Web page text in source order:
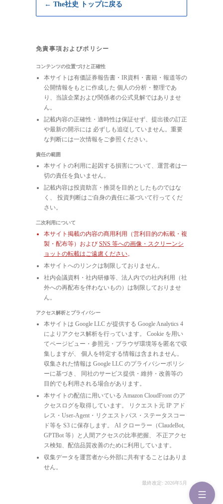
← The社史 トップに戻る
免責事項およびポリシー
コンテンツの位置づけと正確性
本サイトは有価証券報告書・IR資料・書籍・報道等の
公開情報をもとに作成した 個人の分析・整理であ
り、当該企業および関係者の公式見解ではありませ
ん。
記載内容の正確性・適時性は保証せず、提出後の訂正
や最新の開示には 必ずしも追従していません。重要
な判断には一次情報をご参照ください。
責任の範囲
本サイトの利用に起因する損害について、運営者は一
切の責任を負いません。
記載内容は投資助言・推奨を目的としたものではな
く、 投資判断はご自身の責任に基づいて行ってくだ
さい。
二次利用について
本サイト掲載の内容の商用利用（営利目的の転載・複
製・配布等）および SNS 等への画像・スクリーンシ
ョットの転載はご遠慮ください。
本サイトへのリンクは制限しておりません。
社内会議資料・社内研修等、法人内での社内利用（社
外への再配布を伴わないもの）は制限しておりませ
ん。
アクセス解析とプライバシー
本サイトは Google LLC が提供する Google Analytics 4
によりアクセス解析を行っています。 Cookie を用い
てページビュー・参照元・ブラウザ環境等を匿名で収
集しますが、 個人を特定する情報は含まれません。
収集された情報は Google LLC のプライバシーポリシ
ーに基づき、 同社のサービス提供・維持・改善等の
目的でも利用される場合があります。
本サイトの配信に用いている Amazon CloudFront のア
クセスログを取得しています。 リクエスト元 IP アド
レス・User-Agent・リクエストパス・ステータスコー
ド等を S3 に保存します。 AI クローラー（ClaudeBot,
GPTBot 等）と人間アクセスの比率把握、 不正アクセ
ス検知、配信品質改善のために利用しています。
収集データを運営者から外部に共有することはありま
せん。
最終改定: 2026年5月